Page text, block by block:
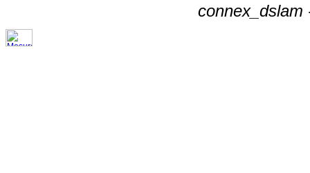
connex_dslam